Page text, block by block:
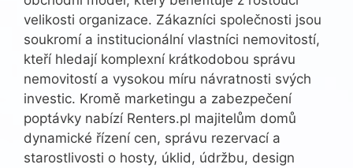
velikosti organizace. Zákazníci společnosti jsou
soukromí a institucionální vlastníci nemovitostí,
kteří hledají komplexní krátkodobou správu
nemovitostí a vysokou míru návratnosti svých
investic. Kromě marketingu a zabezpečení
poptávky nabízí Renters.pl majitelům domů
dynamické řízení cen, správu rezervací a
starostlivosti o hosty, úklid, údržbu, design